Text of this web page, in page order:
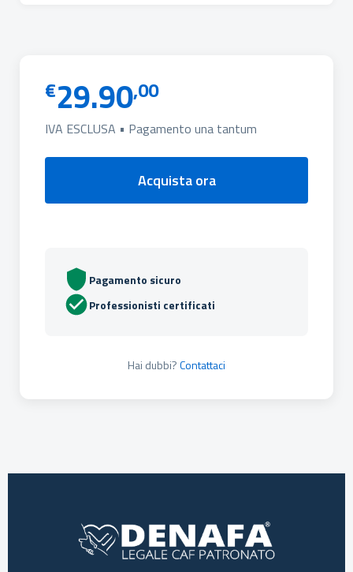
€29.90,00
IVA ESCLUSA • Pagamento una tantum
Acquista ora
Pagamento sicuro
Professionisti certificati
Hai dubbi?Contattaci